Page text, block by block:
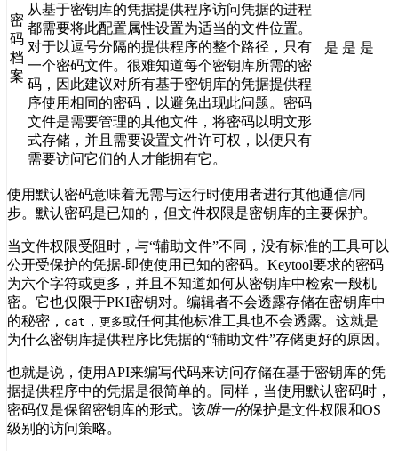
密
码
档
案
从基于密钥库的凭据提供程序访问凭据的进程
都需要将此配置属性设置为适当的文件位置。
对于以逗号分隔的提供程序的整个路径，只有
一个密码文件。很难知道每个密钥库所需的密
码，因此建议对所有基于密钥库的凭据提供程
序使用相同的密码，以避免出现此问题。密码
文件是需要管理的其他文件，将密码以明文形
式存储，并且需要设置文件许可权，以便只有
需要访问它们的人才能拥有它。
是 是 是
使用默认密码意味着无需与运行时使用者进行其他通信/同
步。默认密码是已知的，但文件权限是密钥库的主要保护。
当文件权限受阻时，与“辅助文件”不同，没有标准的工具可以
公开受保护的凭据-即使使用已知的密码。Keytool要求的密码
为六个字符或更多，并且不知道如何从密钥库中检索一般机
密。它也仅限于PKI密钥对。编辑者不会透露存储在密钥库中
的秘密， cat ， 更多或任何其他标准工具也不会透露。这就是
为什么密钥库提供程序比凭据的“辅助文件”存储更好的原因。
也就是说，使用API​​来编写代码来访问存储在基于密钥库的凭
据提供程序中的凭据是很简单的。同样，当使用默认密码时，
密码仅是保留密钥库的形式。该唯一的保护是文件权限和OS
级别的访问策略。